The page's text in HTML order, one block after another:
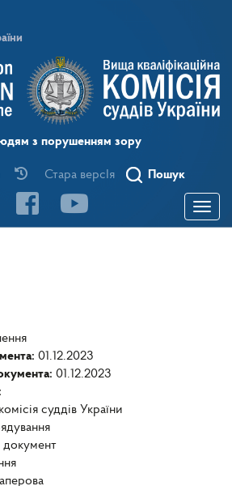
з порушенням зору
Стара версІя Пошук
Toggle
01.12.2023
01.12.2023
суддів України
документ